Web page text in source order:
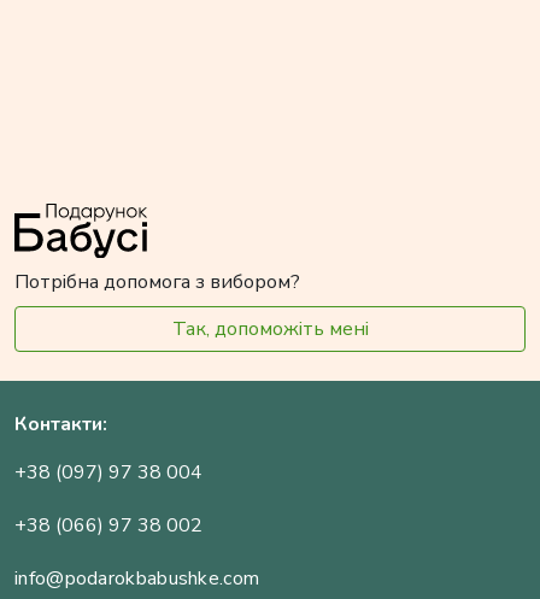
Потрібна допомога з вибором?
Так, допоможіть мені
Контакти:
+38 (097) 97 38 004
+38 (066) 97 38 002
info@podarokbabushke.com